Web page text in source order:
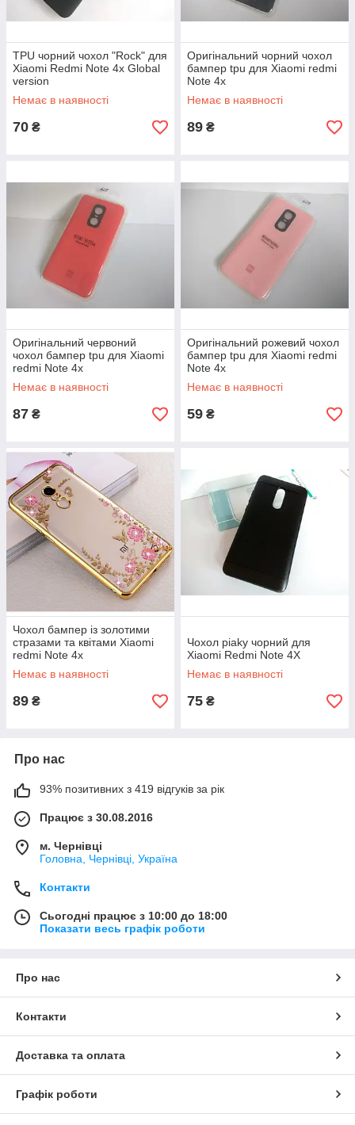
TPU чорний чохол "Rock" для
Xiaomi Redmi Note 4x Global
version
Немає в наявності
70 ₴
Оригінальний чорний чохол
бампер tpu для Xiaomi redmi
Note 4x
Немає в наявності
89 ₴
Оригінальний червоний
чохол бампер tpu для Xiaomi
redmi Note 4x
Немає в наявності
87 ₴
Оригінальний рожевий чохол
бампер tpu для Xiaomi redmi
Note 4x
Немає в наявності
59 ₴
Чохол бампер із золотими
стразами та квітами Xiaomi
redmi Note 4x
Немає в наявності
89 ₴
Чохол piaky чорний для
Xiaomi Redmi Note 4X
Немає в наявності
75 ₴
Про нас
93% позитивних з 419 відгуків за рік
Працює з 30.08.2016
м. Чернівці
Головна, Чернівці, Україна
Контакти
Сьогодні працює з 10:00 до 18:00
Показати весь графік роботи
Про нас
Контакти
Доставка та оплата
Графік роботи